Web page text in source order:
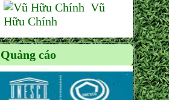
Vũ
Hữu Chính
Quảng cáo